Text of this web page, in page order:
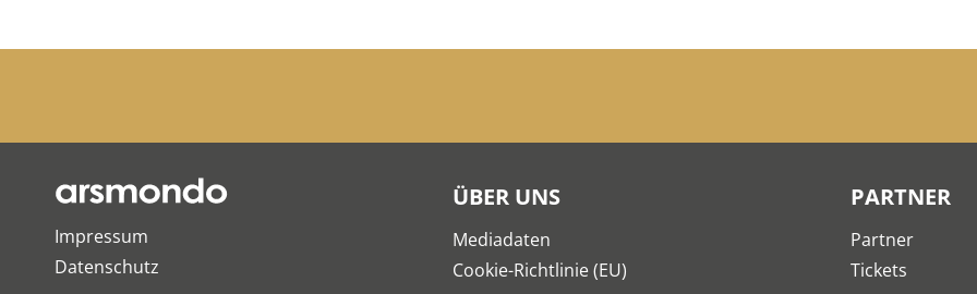
Impressum
Datenschutz
ÜBER UNS
Mediadaten
Cookie-Richtlinie (EU)
PARTNER
Partner
Tickets